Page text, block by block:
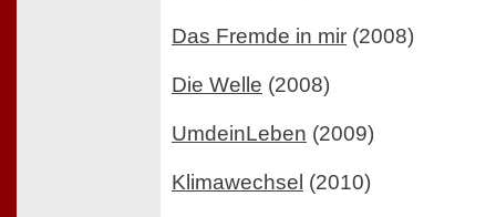
Das Fremde in mir (2008)
Die Welle (2008)
UmdeinLeben (2009)
Klimawechsel (2010)